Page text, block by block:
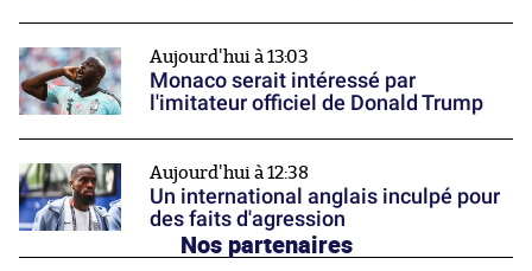
Aujourd'hui à 13:03
Monaco serait intéressé par
l'imitateur officiel de Donald Trump
Aujourd'hui à 12:38
Un international anglais inculpé pour
des faits d'agression
Nos partenaires